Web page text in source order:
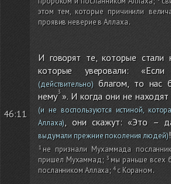
этом тем, которые причинили
проявив неверие в Аллаха.
46:11
И говорят те, которые стали
которые уверовали:
(действительно)благом, то нас
нему ». И когда они не
(и не воспользуются истиной,
Аллаха), они скажут: «Это –
выдумали прежние поколения людей)
не признали Мухаммада
пришел Мухаммад;
мы раньше всех
посланником Аллаха; с Кораном.